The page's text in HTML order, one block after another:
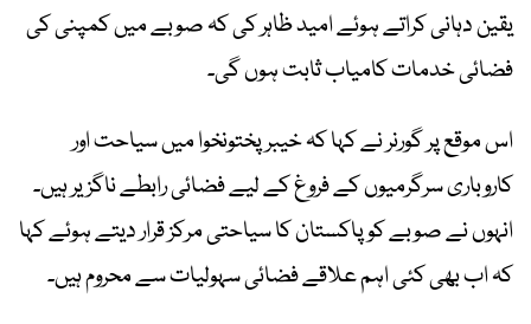
یقین دہانی کراتے ہوئے امید ظاہر کی کہ صوبے میں کمپنی کی
فضائی خدمات کامیاب ثابت ہوں گی۔
اس موقع پر گورنر نے کہا کہ خیبرپختونخوا میں سیاحت اور
کاروباری سرگرمیوں کے فروغ کے لیے فضائی رابطے ناگزیر ہیں۔
انہوں نے صوبے کو پاکستان کا سیاحتی مرکز قرار دیتے ہوئے کہا
کہ اب بھی کئی اہم علاقے فضائی سہولیات سے محروم ہیں۔